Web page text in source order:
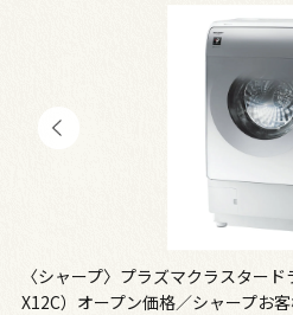
〈シャープ〉プラズマクラスター
X12C）オープン価格／シャープお